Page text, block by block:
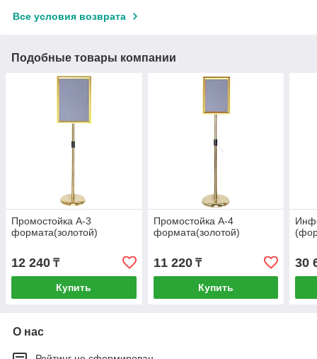
Все условия возврата
Подобные товары компании
Промостойка А-3
формата(золотой)
12 240 ₸
Купить
Промостойка А-4
формата(золотой)
11 220₸
Купить
30
О нас